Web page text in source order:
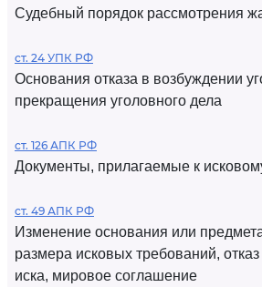
Судебный порядок рассмотрения
ст. 24 УПК РФ
Основания отказа в возбуждении
прекращения уголовного дела
ст. 126 АПК РФ
Документы, прилагаемые к
ст. 49 АПК РФ
Изменение основания или
размера исковых требований,
иска, мировое соглашение